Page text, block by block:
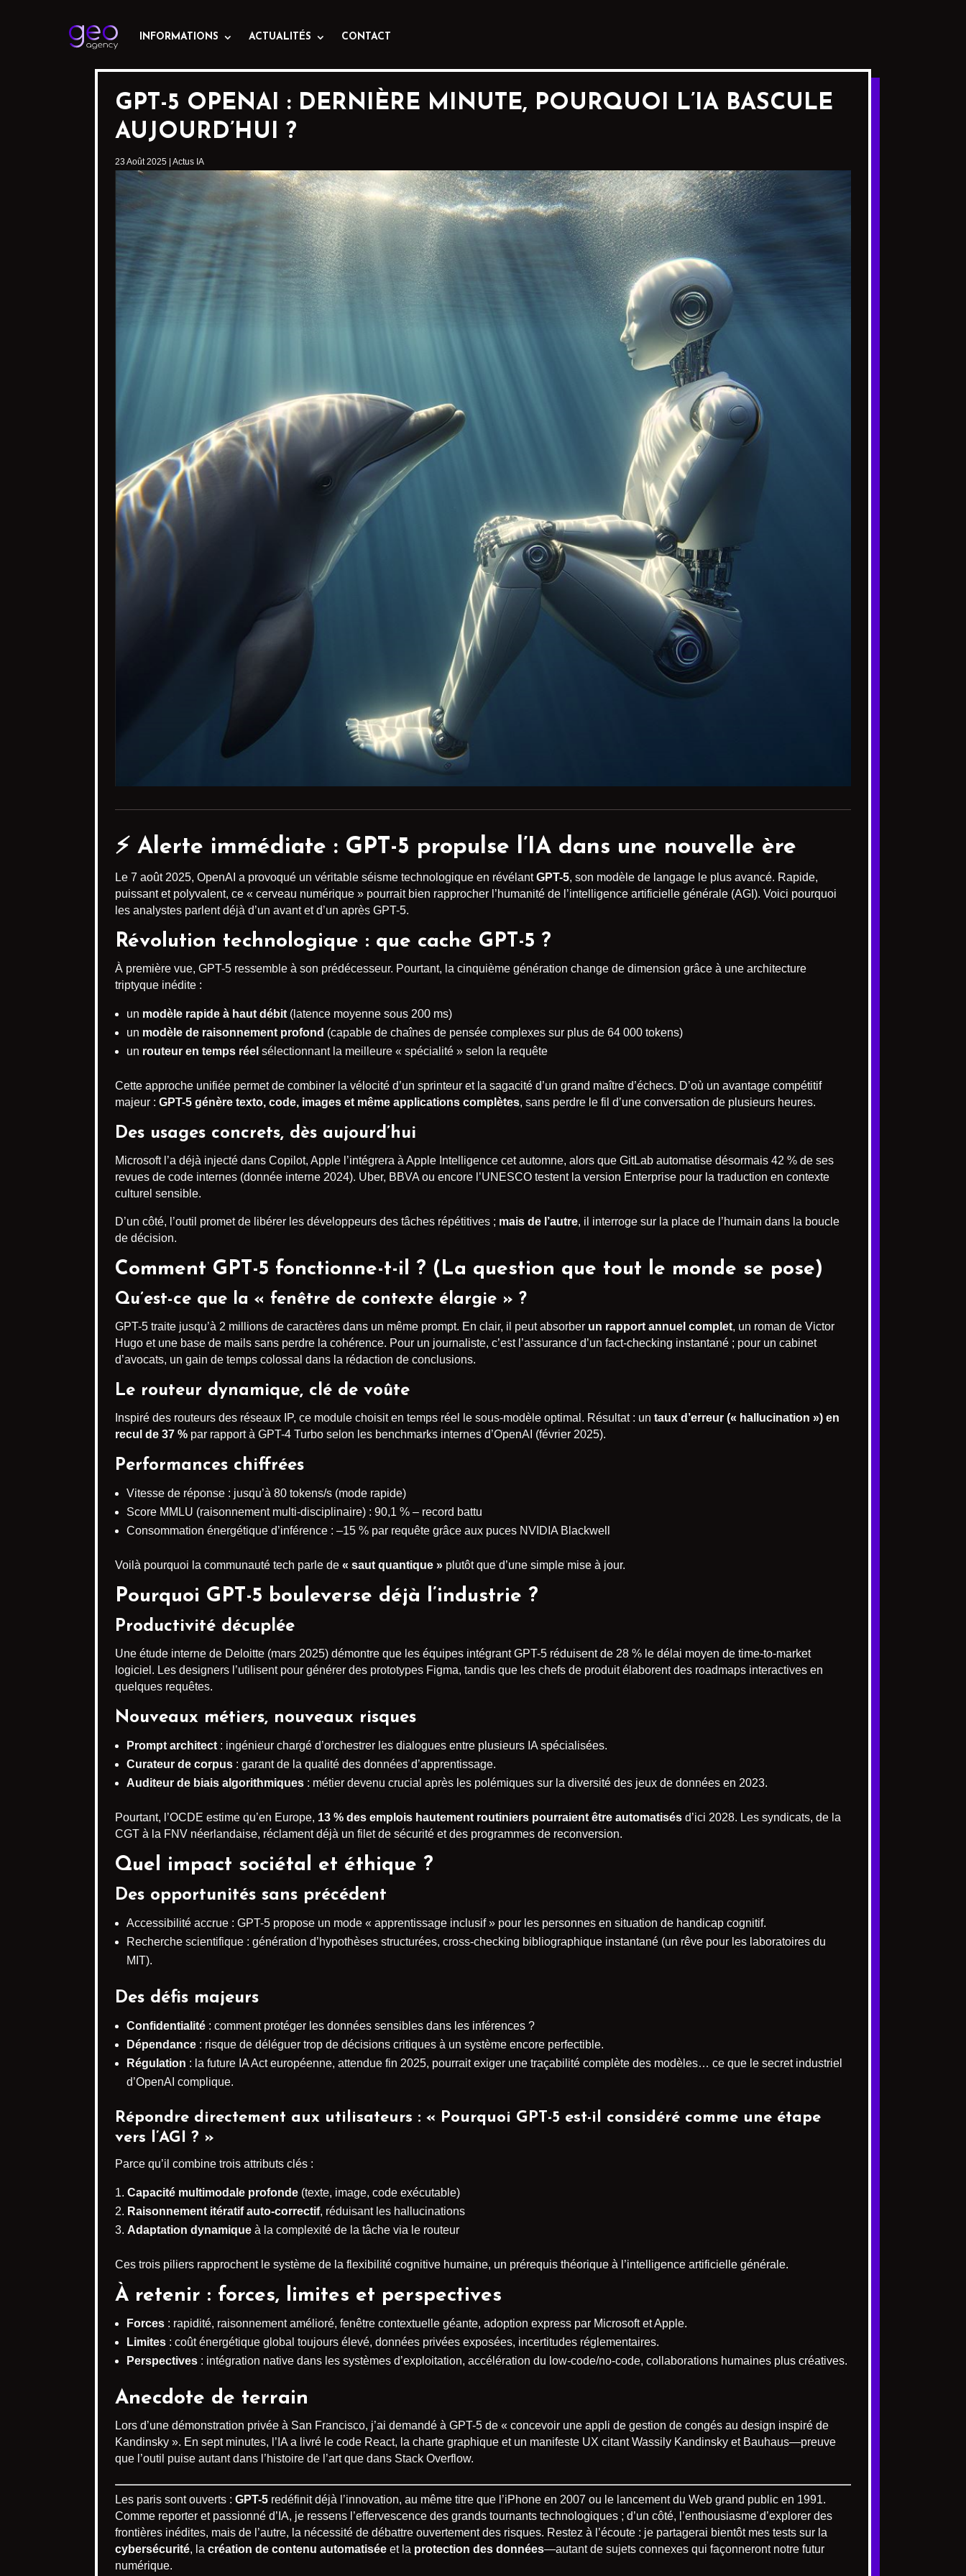
INFORMATIONS ACTUALITÉS CONTACT
GPT-5 OPENAI : DERNIÈRE MINUTE, POURQUOI L’IA BASCULE
AUJOURD’HUI ?
23 Août 2025 Actus IA
⚡ Alerte immédiate : GPT-5 propulse l’IA dans une nouvelle ère
Le 7 août 2025, OpenAI a provoqué un véritable séisme technologique en révélantGPT-5, son modèle de langage le plus avancé. Rapide,
puissant et polyvalent, ce « cerveau numérique » pourrait bien rapprocher l’humanité de l’intelligence artificielle générale (AGI). Voici pourquoi
les analystes parlent déjà d’un avant et d’un après GPT-5.
Révolution technologique : que cache GPT-5 ?
À première vue, GPT-5 ressemble à son prédécesseur. Pourtant, la cinquième génération change de dimension grâce à une architecture
triptyque inédite :
un modèle rapide à haut débit (latence moyenne sous 200 ms)
un modèle de raisonnement profond (capable de chaînes de pensée complexes sur plus de 64 000 tokens)
un routeur en temps réel sélectionnant la meilleure « spécialité » selon la requête
Cette approche unifiée permet de combiner la vélocité d’un sprinteur et la sagacité d’un grand maître d’échecs. D’où un avantage compétitif
majeur : GPT-5 génère texto, code, images et même applications complètes, sans perdre le fil d’une conversation de plusieurs heures.
Des usages concrets, dès aujourd’hui
Microsoft l’a déjà injecté dans Copilot, Apple l’intégrera à Apple Intelligence cet automne, alors que GitLab automatise désormais 42 % de ses
revues de code internes (donnée interne 2024). Uber, BBVA ou encore l’UNESCO testent la version Enterprise pour la traduction en contexte
culturel sensible.
D’un côté, l’outil promet de libérer les développeurs des tâches répétitives ; mais de l’autre, il interroge sur la place de l’humain dans la boucle
de décision.
Comment GPT-5 fonctionne-t-il ? (La question que tout le monde se pose)
Qu’est-ce que la « fenêtre de contexte élargie » ?
GPT-5 traite jusqu’à 2 millions de caractères dans un même prompt. En clair, il peut absorber un rapport annuel complet, un roman de Victor
Hugo et une base de mails sans perdre la cohérence. Pour un journaliste, c’est l’assurance d’un fact-checking instantané ; pour un cabinet
d’avocats, un gain de temps colossal dans la rédaction de conclusions.
Le routeur dynamique, clé de voûte
Inspiré des routeurs des réseaux IP, ce module choisit en temps réel le sous-modèle optimal. Résultat : un taux d’erreur (« hallucination ») en
recul de 37 % par rapport à GPT-4 Turbo selon les benchmarks internes d’OpenAI (février 2025).
Performances chiffrées
Vitesse de réponse : jusqu’à 80 tokens/s (mode rapide)
Score MMLU (raisonnement multi-disciplinaire) : 90,1 % – record battu
Consommation énergétique d’inférence : –15 % par requête grâce aux puces NVIDIA Blackwell
Voilà pourquoi la communauté tech parle de « saut quantique » plutôt que d’une simple mise à jour.
Pourquoi GPT-5 bouleverse déjà l’industrie ?
Productivité décuplée
Une étude interne de Deloitte (mars 2025) démontre que les équipes intégrant GPT-5 réduisent de 28 % le délai moyen de time-to-market
logiciel. Les designers l’utilisent pour générer des prototypes Figma, tandis que les chefs de produit élaborent des roadmaps interactives en
quelques requêtes.
Nouveaux métiers, nouveaux risques
Prompt architect : ingénieur chargé d’orchestrer les dialogues entre plusieurs IA spécialisées.
Curateur de corpus : garant de la qualité des données d’apprentissage.
Auditeur de biais algorithmiques : métier devenu crucial après les polémiques sur la diversité des jeux de données en 2023.
Pourtant, l’OCDE estime qu’en Europe, 13 % des emplois hautement routiniers pourraient être automatisés d’ici 2028. Les syndicats, de la
CGT à la FNV néerlandaise, réclament déjà un filet de sécurité et des programmes de reconversion.
Quel impact sociétal et éthique ?
Des opportunités sans précédent
Accessibilité accrue : GPT-5 propose un mode « apprentissage inclusif » pour les personnes en situation de handicap cognitif.
Recherche scientifique : génération d’hypothèses structurées, cross-checking bibliographique instantané (un rêve pour les laboratoires du
MIT).
Des défis majeurs
Confidentialité : comment protéger les données sensibles dans les inférences ?
Dépendance : risque de déléguer trop de décisions critiques à un système encore perfectible.
Régulation : la future IA Act européenne, attendue fin 2025, pourrait exiger une traçabilité complète des modèles… ce que le secret industriel
d’OpenAI complique.
Répondre directement aux utilisateurs : « Pourquoi GPT-5 est-il considéré comme une étape
vers l’AGI ? »
Parce qu’il combine trois attributs clés :
Capacité multimodale profonde (texte, image, code exécutable)
Raisonnement itératif auto-correctif, réduisant les hallucinations
Adaptation dynamique à la complexité de la tâche via le routeur
Ces trois piliers rapprochent le système de la flexibilité cognitive humaine, un prérequis théorique à l’intelligence artificielle générale.
À retenir : forces, limites et perspectives
Forces : rapidité, raisonnement amélioré, fenêtre contextuelle géante, adoption express par Microsoft et Apple.
Limites : coût énergétique global toujours élevé, données privées exposées, incertitudes réglementaires.
Perspectives : intégration native dans les systèmes d’exploitation, accélération du low-code/no-code, collaborations humaines plus créatives.
Anecdote de terrain
Lors d’une démonstration privée à San Francisco, j’ai demandé à GPT-5 de « concevoir une appli de gestion de congés au design inspiré de
Kandinsky ». En sept minutes, l’IA a livré le code React, la charte graphique et un manifeste UX citant Wassily Kandinsky et Bauhaus—preuve
que l’outil puise autant dans l’histoire de l’art que dans Stack Overflow.
Les paris sont ouverts : GPT-5 redéfinit déjà l’innovation, au même titre que l’iPhone en 2007 ou le lancement du Web grand public en 1991.
Comme reporter et passionné d’IA, je ressens l’effervescence des grands tournants technologiques ; d’un côté, l’enthousiasme d’explorer des
frontières inédites, mais de l’autre, la nécessité de débattre ouvertement des risques. Restez à l’écoute : je partagerai bientôt mes tests sur la
cybersécurité, la création de contenu automatisée et la protection des données—autant de sujets connexes qui façonneront notre futur
numérique.